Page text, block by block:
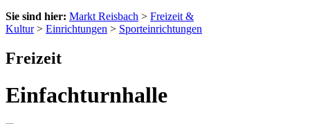
Sie sind hier: Markt Reisbach > Freizeit &
Kultur> Einrichtungen > Sporteinrichtungen
Freizeit
Einfachturnhalle